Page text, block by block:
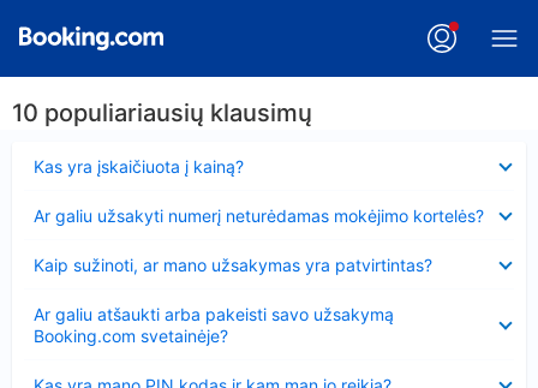
10 populiariausių klausimų
Kas yra įskaičiuota į kainą?
Ar galiu užsakyti numerį neturėdamas mokėjimo kortelės?
Kaip sužinoti, ar mano užsakymas yra patvirtintas?
Ar galiu atšaukti arba pakeisti savo užsakymą
Booking.com svetainėje?